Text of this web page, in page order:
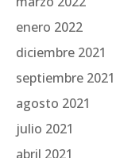
enero 2022
diciembre 2021
septiembre 2021
agosto 2021
julio 2021
abril 2021